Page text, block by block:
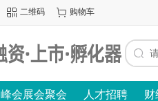
二维码 购物车
峰会展会聚会 人才招聘 财